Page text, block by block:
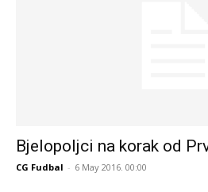
Bjelopoljci na korak od
CG Fudbal - 6 May 2016. 00:00